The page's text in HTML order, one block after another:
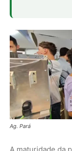
Ag. Pará